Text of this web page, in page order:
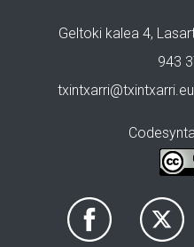
Geltoki kalea 4,
943